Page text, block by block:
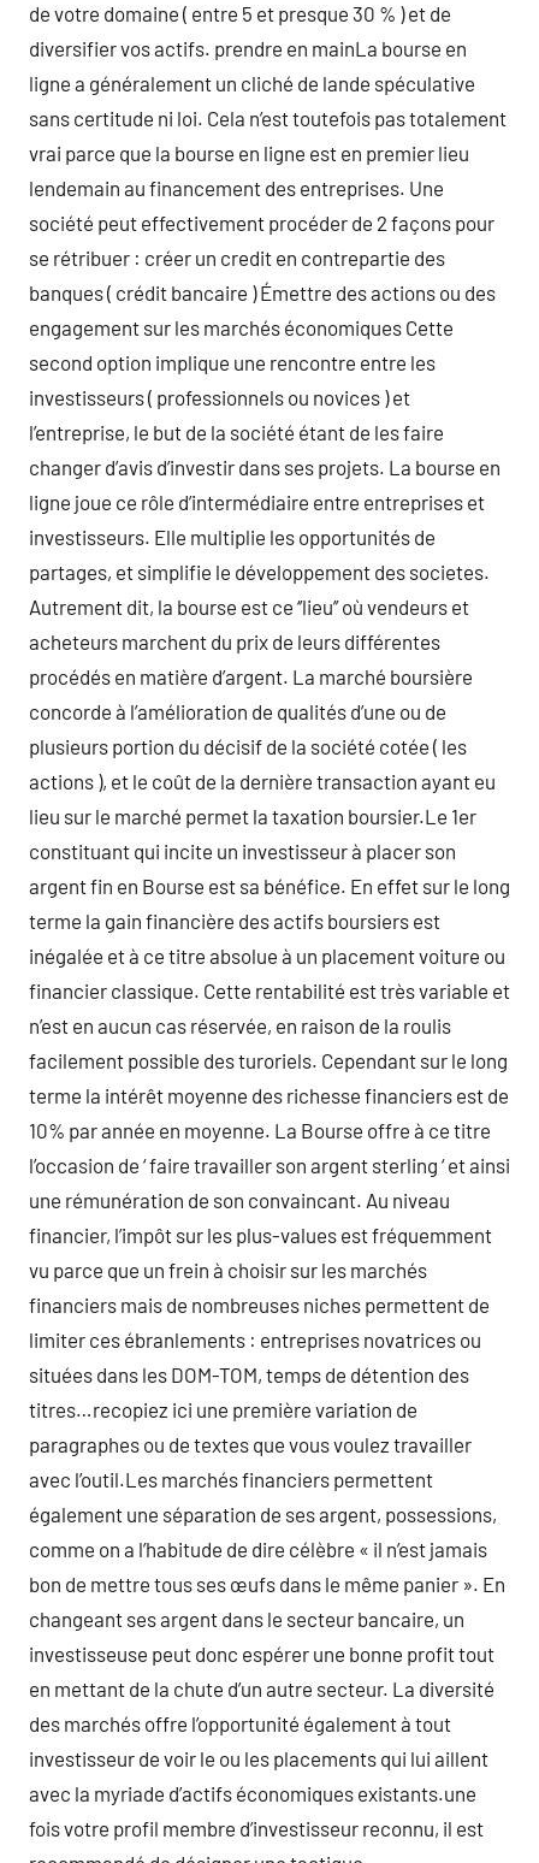
de votre domaine ( entre 5 et presque 30 % ) et de
diversifier vos actifs. prendre en mainLa bourse en
ligne a généralement un cliché de lande spéculative
sans certitude ni loi. Cela n’est toutefois pas totalement
vrai parce que la bourse en ligne est en premier lieu
lendemain au financement des entreprises. Une
société peut effectivement procéder de 2 façons pour
se rétribuer : créer un credit en contrepartie des
banques ( crédit bancaire ) Émettre des actions ou des
engagement sur les marchés économiques Cette
second option implique une rencontre entre les
investisseurs ( professionnels ou novices ) et
l’entreprise, le but de la société étant de les faire
changer d’avis d’investir dans ses projets. La bourse en
ligne joue ce rôle d’intermédiaire entre entreprises et
investisseurs. Elle multiplie les opportunités de
partages, et simplifie le développement des societes.
Autrement dit, la bourse est ce ‘’lieu’’ où vendeurs et
acheteurs marchent du prix de leurs différentes
procédés en matière d’argent. La marché boursière
concorde à l’amélioration de qualités d’une ou de
plusieurs portion du décisif de la société cotée ( les
actions ), et le coût de la dernière transaction ayant eu
lieu sur le marché permet la taxation boursier.Le 1er
constituant qui incite un investisseur à placer son
argent fin en Bourse est sa bénéfice. En effet sur le long
terme la gain financière des actifs boursiers est
inégalée et à ce titre absolue à un placement voiture ou
financier classique. Cette rentabilité est très variable et
n’est en aucun cas réservée, en raison de la roulis
facilement possible des turoriels. Cependant sur le long
terme la intérêt moyenne des richesse financiers est de
10% par année en moyenne. La Bourse offre à ce titre
l’occasion de ‘ faire travailler son argent sterling ‘ et ainsi
une rémunération de son convaincant. Au niveau
financier, l’impôt sur les plus-values est fréquemment
vu parce que un frein à choisir sur les marchés
financiers mais de nombreuses niches permettent de
limiter ces ébranlements : entreprises novatrices ou
situées dans les DOM-TOM, temps de détention des
titres…recopiez ici une première variation de
paragraphes ou de textes que vous voulez travailler
avec l’outil.Les marchés financiers permettent
également une séparation de ses argent, possessions,
comme on a l’habitude de dire célèbre « il n’est jamais
bon de mettre tous ses œufs dans le même panier ». En
changeant ses argent dans le secteur bancaire, un
investisseuse peut donc espérer une bonne profit tout
en mettant de la chute d’un autre secteur. La diversité
des marchés offre l’opportunité également à tout
investisseur de voir le ou les placements qui lui aillent
avec la myriade d’actifs économiques existants.une
fois votre profil membre d’investisseur reconnu, il est